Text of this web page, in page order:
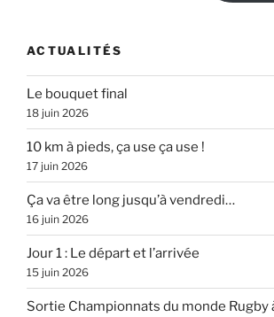
ACTUALITÉS
Le bouquet final
18 juin 2026
10 km à pieds, ça use ça use !
17 juin 2026
Ça va être long jusqu’à vendredi…
16 juin 2026
Jour 1 : Le départ et l’arrivée
15 juin 2026
Sortie Championnats du monde Rugby